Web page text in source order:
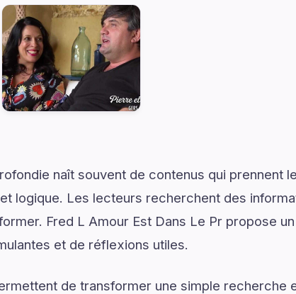
naît souvent de contenus qui prennent
logique. Les lecteurs recherchent des
Fred L Amour Est Dans Le Pr propose
et de réflexions utiles.
de transformer une simple recherche